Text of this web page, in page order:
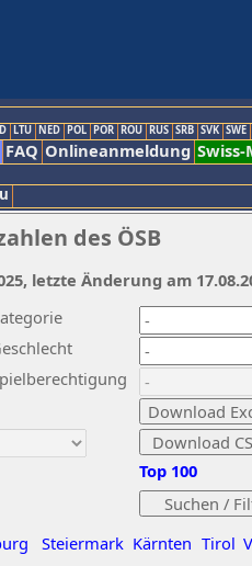
LTU NED POL POR ROU RUS SRB SVK SWE
FAQ Onlineanmeldung
des ÖSB
Steiermark Kärnten Tirol
Top 100
letzte Änderung am